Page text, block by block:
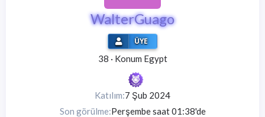
WalterGuago
ÜYE
38 · Konum Egypt
Katılım 7 Şub 2024
Son görülme Perşembe saat 01:38'de